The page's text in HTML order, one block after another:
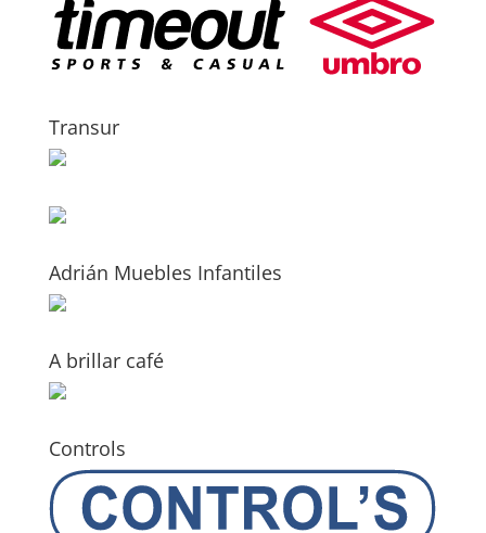
Transur
Adrián Muebles Infantiles
A brillar café
Controls